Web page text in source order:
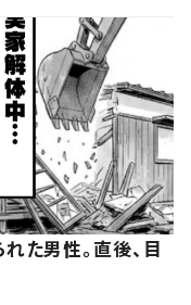
た男性。直後、目